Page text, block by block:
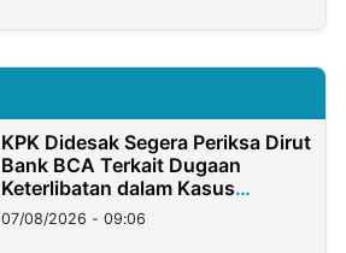
KPK Didesak Segera Periksa Dirut
Bank BCA Terkait Dugaan
Keterlibatan dalam Kasus
Hilangnya Dana Nasabah Rp2,58
Miliar
07/08/2026 - 09:06